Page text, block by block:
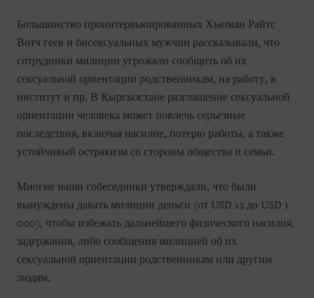
Большинство проинтервьюированных Хьюман Райтс
Вотч геев и бисексуальных мужчин рассказывали, что
сотрудники милиции угрожали сообщить об их
сексуальной ориентации родственникам, на работу, в
институт и пр. В Кыргызстане разглашение сексуальной
ориентации человека может повлечь серьезные
последствия, включая насилие, потерю работы, а также
устойчивый остракизм со стороны общества и семьи.
Многие наши собеседники утверждали, что были
вынуждены давать милиции деньги (от USD 12 до USD 1
000), чтобы избежать дальнейшего физического насилия,
задержания, либо сообщения милицией об их
сексуальной ориентации родственникам или другим
людям.